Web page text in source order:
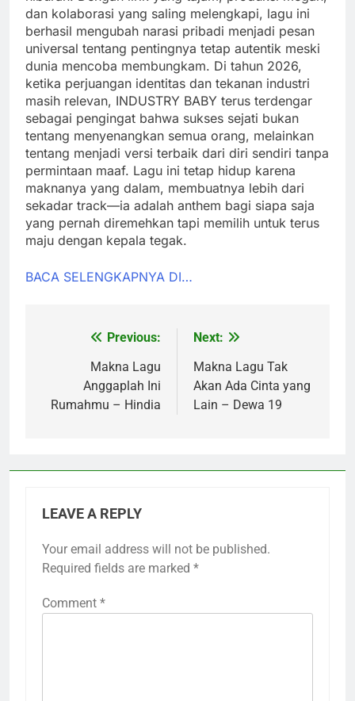
dan kolaborasi yang saling melengkapi, lagu ini
berhasil mengubah narasi pribadi menjadi pesan
universal tentang pentingnya tetap autentik meski
dunia mencoba membungkam. Di tahun 2026,
ketika perjuangan identitas dan tekanan industri
masih relevan, INDUSTRY BABY terus terdengar
sebagai pengingat bahwa sukses sejati bukan
tentang menyenangkan semua orang, melainkan
tentang menjadi versi terbaik dari diri sendiri tanpa
permintaan maaf. Lagu ini tetap hidup karena
maknanya yang dalam, membuatnya lebih dari
sekadar track—ia adalah anthem bagi siapa saja
yang pernah diremehkan tapi memilih untuk terus
maju dengan kepala tegak.
BACA SELENGKAPNYA DI…
navigation
Previous:
Makna Lagu
Anggaplah Ini
Rumahmu – Hindia
Next:
Makna Lagu Tak
Akan Ada Cinta yang
Lain – Dewa 19
LEAVE A REPLY
Your email address will not be published.
Required fields are marked *
Comment *